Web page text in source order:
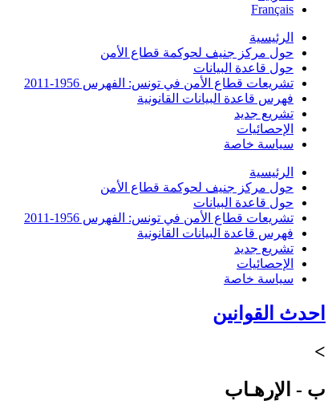
Français
الرئيسية
حول مركز جنيف لحوكمة قطاع الأمن
حول قاعدة البيانات
تشريعات قطاع الأمن في تونس: الفهرس 1956-2011
فهرس قاعدة البيانات القانونية
تشريع جديد
الإحصائيات
سياسة خاصة
الرئيسية
حول مركز جنيف لحوكمة قطاع الأمن
حول قاعدة البيانات
تشريعات قطاع الأمن في تونس: الفهرس 1956-2011
فهرس قاعدة البيانات القانونية
تشريع جديد
الإحصائيات
سياسة خاصة
احدث القوانين
>
ب - الإرهـاب